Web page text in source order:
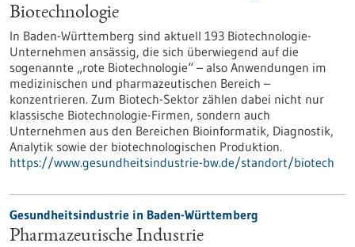
Biotechnologie
In Baden-Württemberg sind aktuell 193 Biotechnologie-
Unternehmen ansässig, die sich überwiegend auf die
sogenannte „rote Biotechnologie“ – also Anwendungen im
medizinischen und pharmazeutischen Bereich –
konzentrieren. Zum Biotech-Sektor zählen dabei nicht nur
klassische Biotechnologie-Firmen, sondern auch
Unternehmen aus den Bereichen Bioinformatik, Diagnostik,
Analytik sowie der biotechnologischen Produktion.
https://www.gesundheitsindustrie-bw.de/standort/biotech
Gesundheitsindustrie in Baden-Württemberg
Pharmazeutische Industrie